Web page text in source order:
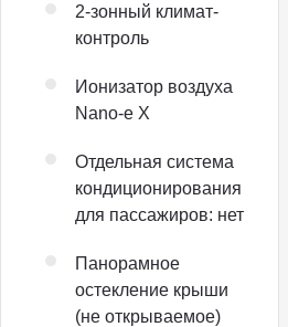
2-зонный климат-
контроль
Ионизатор воздуха
Nano-e X
Отдельная система
кондиционирования
для пассажиров: нет
Панорамное
остекление крыши
(не открываемое)